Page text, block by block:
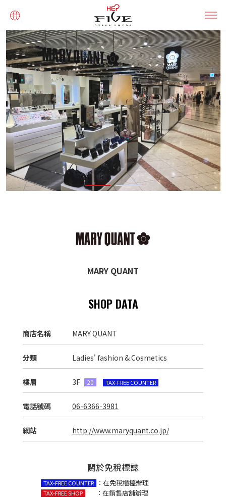
MARY QUANT
SHOP DATA
商店名稱 MARY QUANT
分類 Ladies' fashion & Cosmetics
樓層 3F 20 TAX-FREE COUNTER
電話號碼 06-6366-3981
網站 http://www.maryquant.co.jp/
關於免稅標誌
TAX-FREE COUNTER ：在免稅櫃檯辦理
TAX-FREE SHOP ：在銷售店舖辦理